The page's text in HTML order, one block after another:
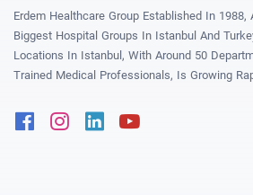
Erdem Healthcare Group Established In 1988,
Biggest Hospital Groups In Istanbul And
Locations In Istanbul, With Around 50
Trained Medical Professionals, Is Growing
FacebookInstagram
Linkedin